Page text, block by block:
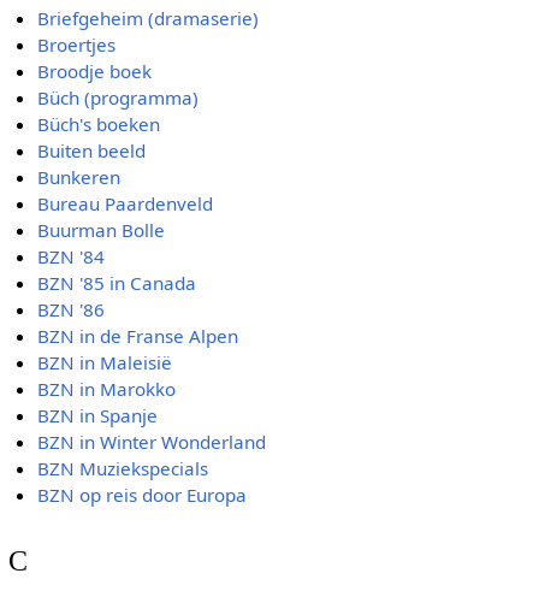
Briefgeheim (dramaserie)
Broertjes
Broodje boek
Büch (programma)
Büch's boeken
Buiten beeld
Bunkeren
Bureau Paardenveld
Buurman Bolle
BZN '84
BZN '85 in Canada
BZN '86
BZN in de Franse Alpen
BZN in Maleisië
BZN in Marokko
BZN in Spanje
BZN in Winter Wonderland
BZN Muziekspecials
BZN op reis door Europa
C